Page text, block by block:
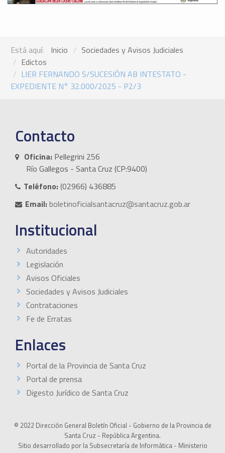
Está aquí: Inicio
Sociedades y Avisos Judiciales
Edictos
LIER FERNANDO S/SUCESIÓN AB INTESTATO -
EXPEDIENTE N° 32.000/2025 - P2/3
Contacto
Oficina: Pellegrini 256
Río Gallegos - Santa Cruz (CP:9400)
Teléfono:(02966) 436885
Email:boletinoficialsantacruz@santacruz.gob.ar
Institucional
Autoridades
Legislación
Avisos Oficiales
Sociedades y Avisos Judiciales
Contrataciones
Fe de Erratas
Enlaces
Portal de la Provincia de Santa Cruz
Portal de prensa
Digesto Jurídico de Santa Cruz
© 2022 Dirección General Boletín Oficial - Gobierno de la Provincia de
Santa Cruz - República Argentina.
Sitio desarrollado por la Subsecretaría de Informática - Ministerio